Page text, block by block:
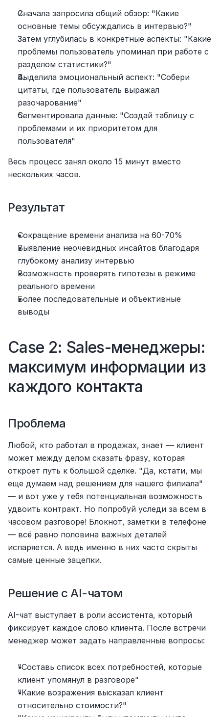
Сначала запросила общий обзор: "Какие
основные темы обсуждались в интервью?"
Затем углубилась в конкретные аспекты: "Какие
проблемы пользователь упоминал при работе с
разделом статистики?"
Выделила эмоциональный аспект: "Собери
цитаты, где пользователь выражал
разочарование"
Сегментировала данные: "Создай таблицу с
проблемами и их приоритетом для
пользователя"
Весь процесс занял около 15 минут вместо
нескольких часов.
Результат
Сокращение времени анализа на 60-70%
Выявление неочевидных инсайтов благодаря
глубокому анализу интервью
Возможность проверять гипотезы в режиме
реального времени
Более последовательные и объективные
выводы
Case 2: Sales-менеджеры:
максимум информации из
каждого контакта
Проблема
Любой, кто работал в продажах, знает — клиент
может между делом сказать фразу, которая
откроет путь к большой сделке. "Да, кстати, мы
еще думаем над решением для нашего филиала"
— и вот уже у тебя потенциальная возможность
удвоить контракт. Но попробуй уследи за всем в
часовом разговоре! Блокнот, заметки в телефоне
— всё равно половина важных деталей
испаряется. А ведь именно в них часто скрыты
самые ценные зацепки.
Решение с AI-чатом
AI-чат выступает в роли ассистента, который
фиксирует каждое слово клиента. После встречи
менеджер может задать направленные вопросы:
"Составь список всех потребностей, которые
клиент упомянул в разговоре"
"Какие возражения высказал клиент
относительно стоимости?"